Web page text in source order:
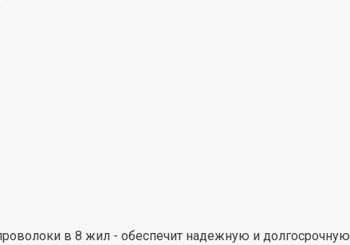
в 8 жил - обеспечит надежную и долгосрочную